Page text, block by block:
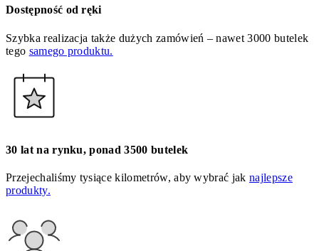
Dostępność od ręki
Szybka realizacja także dużych zamówień – nawet 3000 butelek
tego samego produktu.
30 lat na rynku, ponad 3500 butelek
Przejechaliśmy tysiące kilometrów, aby wybrać jaknajlepsze
produkty.